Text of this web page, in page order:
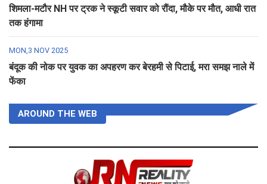
शिमला-मटौर NH पर ट्रक ने स्कूटी सवार को रौंदा, मौके पर मौत, आधी रात
तक हंगामा
MON,3 NOV 2025
बंदूक की नोक पर युवक का अपहरण कर बेरहमी से पिटाई, मरा समझ नाले में
फेंका
AROUND THE WEB